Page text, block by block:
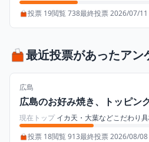
投票 19閲覧 738最終投票 2026/07/11
最近投票があったアン
広島
広島のお好み焼き、トッピン
現在トップ イカ天・大葉などこだわり
投票 18閲覧 913最終投票 2026/08/08